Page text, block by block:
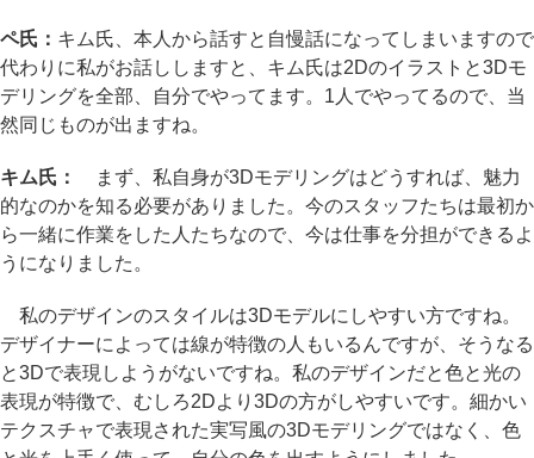
ペ氏： キム氏、本人から話すと自慢話になってしまいますので
代わりに私がお話ししますと、キム氏は2Dのイラストと3Dモ
デリングを全部、自分でやってます。1人でやってるので、当
然同じものが出ますね。
キム氏：
まず、私自身が3Dモデリングはどうすれば、魅力
的なのかを知る必要がありました。今のスタッフたちは最初か
ら一緒に作業をした人たちなので、今は仕事を分担ができるよ
うになりました。
私のデザインのスタイルは3Dモデルにしやすい方ですね。
デザイナーによっては線が特徴の人もいるんですが、そうなる
と3Dで表現しようがないですね。私のデザインだと色と光の
表現が特徴で、むしろ2Dより3Dの方がしやすいです。細かい
テクスチャで表現された実写風の3Dモデリングではなく、色